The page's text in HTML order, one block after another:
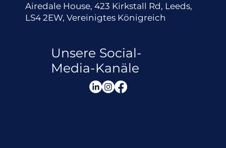
Airedale House, 423 Kirkstall Rd, Leeds,
LS4 2EW, Vereinigtes Königreich
Unsere Social-
Media-Kanäle